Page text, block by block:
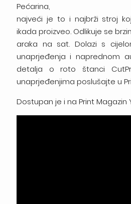
Pećarina,
najveći je to i najbrži stroj
ikada proizveo. Odlikuje se
araka na sat. Dolazi s
unaprjeđenja i naprednom
detalja o roto štanci
unaprjeđenjima poslušajte u
Dostupan je i na Print Magazin